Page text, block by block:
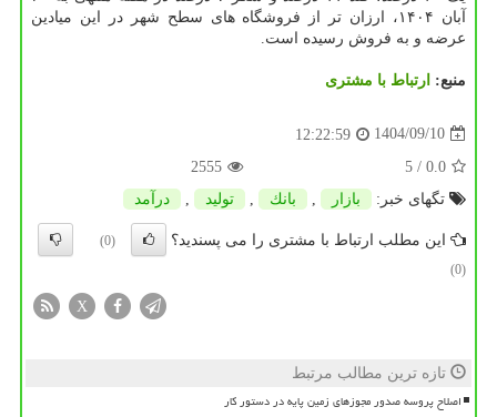
آبان ۱۴۰۴، ارزان تر از فروشگاه های سطح شهر در این میادین
عرضه و به فروش رسیده است.
منبع: ارتباط با مشتری
1404/09/10
12:22:59
0.0
/ 5
2555
تگهای خبر:
بازار , بانك , تولید , درآمد
این مطلب ارتباط با مشتری را می پسندید؟
(0)
(0)
X
تازه ترین مطالب مرتبط
اصلاح پروسه صدور مجوزهای زمین پایه در دستور کار